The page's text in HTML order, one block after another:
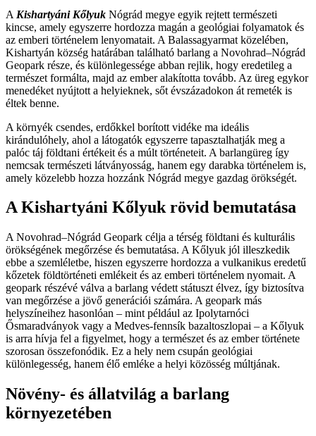
A Kishartyáni Kőlyuk Nógrád megye egyik rejtett természeti
kincse, amely egyszerre hordozza magán a geológiai folyamatok és
az emberi történelem lenyomatait. A Balassagyarmat közelében,
Kishartyán község határában található barlang a Novohrad–Nógrád
Geopark része, és különlegessége abban rejlik, hogy eredetileg a
természet formálta, majd az ember alakította tovább. Az üreg egykor
menedéket nyújtott a helyieknek, sőt évszázadokon át remeték is
éltek benne.
A környék csendes, erdőkkel borított vidéke ma ideális
kirándulóhely, ahol a látogatók egyszerre tapasztalhatják meg a
palóc táj földtani értékeit és a múlt történeteit. A barlangüreg így
nemcsak természeti látványosság, hanem egy darabka történelem is,
amely közelebb hozza hozzánk Nógrád megye gazdag örökségét.
A Kishartyáni Kőlyuk rövid bemutatása
A Novohrad–Nógrád Geopark célja a térség földtani és kulturális
örökségének megőrzése és bemutatása. A Kőlyuk jól illeszkedik
ebbe a szemléletbe, hiszen egyszerre hordozza a vulkanikus eredetű
kőzetek földtörténeti emlékeit és az emberi történelem nyomait. A
geopark részévé válva a barlang védett státuszt élvez, így biztosítva
van megőrzése a jövő generációi számára. A geopark más
helyszíneihez hasonlóan – mint például az Ipolytarnóci
Ősmaradványok vagy a Medves-fennsík bazaltoszlopai – a Kőlyuk
is arra hívja fel a figyelmet, hogy a természet és az ember története
szorosan összefonódik. Ez a hely nem csupán geológiai
különlegesség, hanem élő emléke a helyi közösség múltjának.
Növény- és állatvilág a barlang
környezetében